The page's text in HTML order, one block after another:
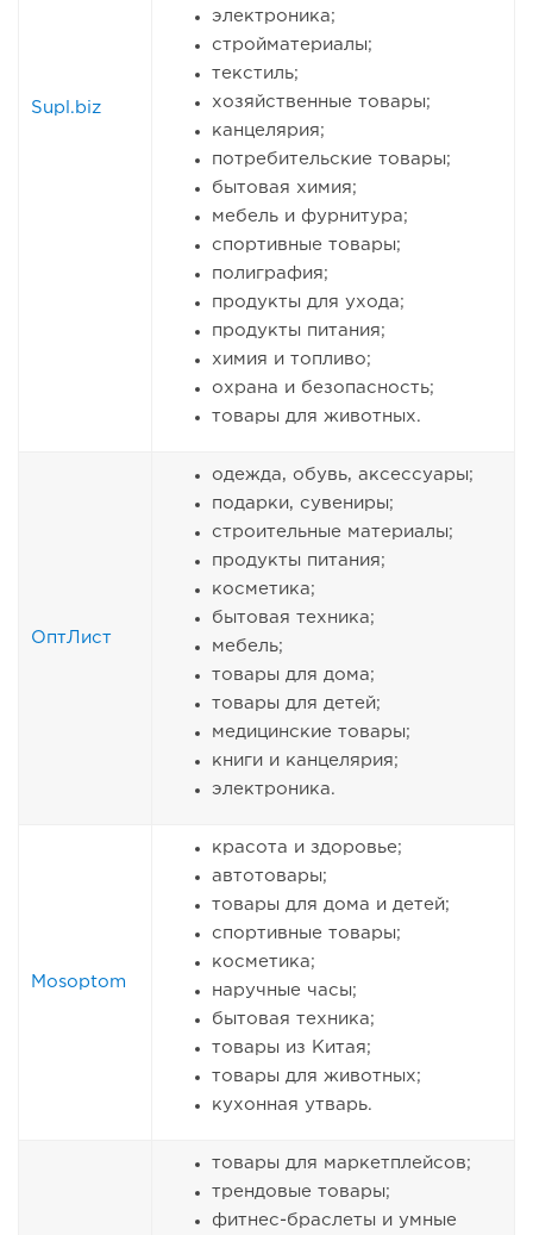
Supl.biz
электроника;
стройматериалы;
текстиль;
хозяйственные товары;
канцелярия;
потребительские товары;
бытовая химия;
мебель и фурнитура;
спортивные товары;
полиграфия;
продукты для ухода;
продукты питания;
химия и топливо;
охрана и безопасность;
товары для животных.
ОптЛист
одежда, обувь, аксессуары;
подарки, сувениры;
строительные материалы;
продукты питания;
косметика;
бытовая техника;
мебель;
товары для дома;
товары для детей;
медицинские товары;
книги и канцелярия;
электроника.
Mosoptom
красота и здоровье;
автотовары;
товары для дома и детей;
спортивные товары;
косметика;
наручные часы;
бытовая техника;
товары из Китая;
товары для животных;
кухонная утварь.
товары для маркетплейсов;
трендовые товары;
фитнес-браслеты и умные